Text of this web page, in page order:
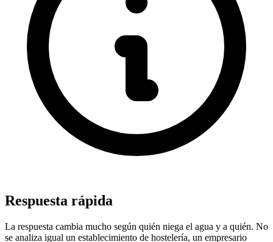
Respuesta rápida
La respuesta cambia mucho según quién niega el agua y a quién. No
se analiza igual un establecimiento de hostelería, un empresario